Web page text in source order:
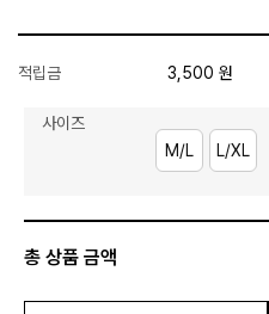
적립금 3,500 원
사이즈
M/L
L/XL
총 상품 금액